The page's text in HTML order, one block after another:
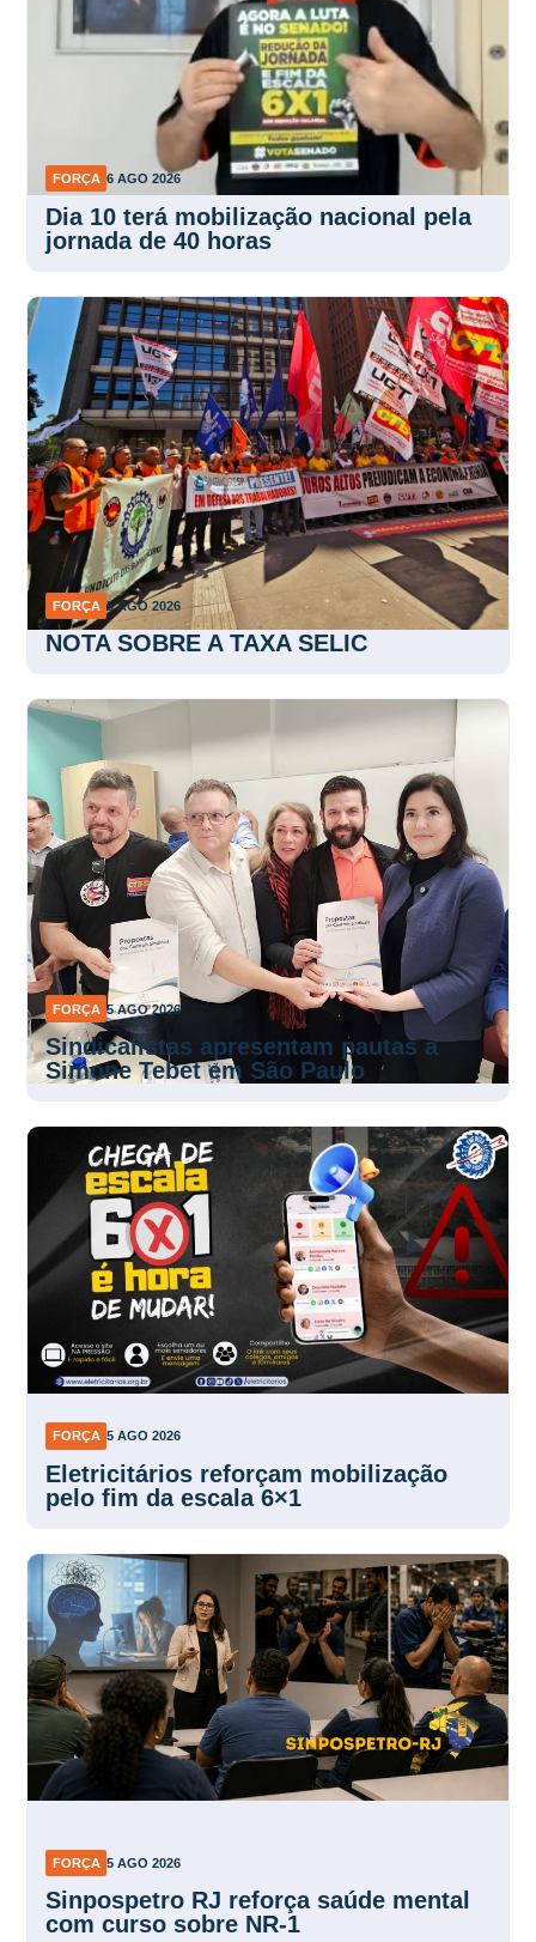
FORÇA 6 AGO 2026
Dia 10 terá mobilização nacional pela
jornada de 40 horas
FORÇA 5 AGO 2026
NOTA SOBRE A TAXA SELIC
FORÇA 5 AGO 2026
Sindicalistas apresentam pautas a
Simone Tebet em São Paulo
FORÇA 5 AGO 2026
Eletricitários reforçam mobilização
pelo fim da escala 6×1
FORÇA 5 AGO 2026
Sinpospetro RJ reforça saúde mental
com curso sobre NR-1